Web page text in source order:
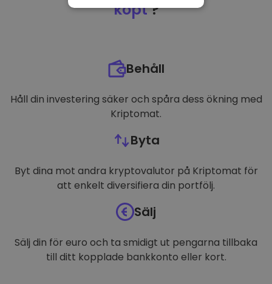
köpt?
Behåll
Håll din investering säker och spåra dess ökning med
Kriptomat.
Byta
Byt dina mot andra kryptovalutor på Kriptomat för
att enkelt diversifiera din portfölj.
Sälj
Sälj din för euro och ta smidigt ut pengarna tillbaka
till ditt kopplade bankkonto eller kort.
PRESTANDA
FUNKTIONER